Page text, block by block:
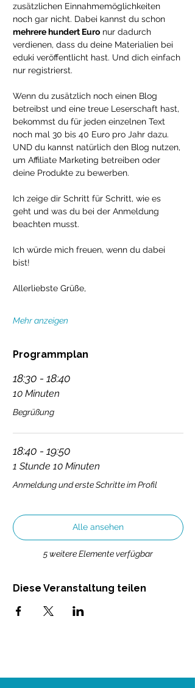
zusätzlichen Einnahmemöglichkeiten
noch gar nicht. Dabei kannst du schon
mehrere hundert Euro nur dadurch
verdienen, dass du deine Materialien bei
eduki veröffentlicht hast. Und dich einfach
nur registrierst.
Wenn du zusätzlich noch einen Blog
betreibst und eine treue Leserschaft hast,
bekommst du für jeden einzelnen Text
noch mal 30 bis 40 Euro pro Jahr dazu.
UND du kannst natürlich den Blog nutzen,
um Affiliate Marketing betreiben oder
deine Produkte zu bewerben.
Ich zeige dir Schritt für Schritt, wie es
geht und was du bei der Anmeldung
beachten musst.
Ich würde mich freuen, wenn du dabei
bist!
Allerliebste Grüße,
Mehr anzeigen
Programmplan
18:30 - 18:40
10 Minuten
Begrüßung
18:40 - 19:50
1 Stunde 10 Minuten
Anmeldung und erste Schritte im Profil
5 weitere Elemente verfügbar
Alle ansehen
Diese Veranstaltung teilen